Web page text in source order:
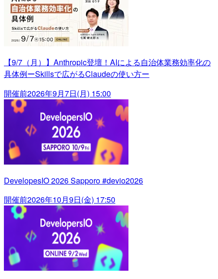
【9/7（月）】Anthropic登壇！AIによる自治体業務効率化の
具体例ーSkillsで広がるClaudeの使い方ー
開催前2026年9月7日(月) 15:00
DevelopesIO 2026 Sapporo #devio2026
開催前2026年10月9日(金) 17:50